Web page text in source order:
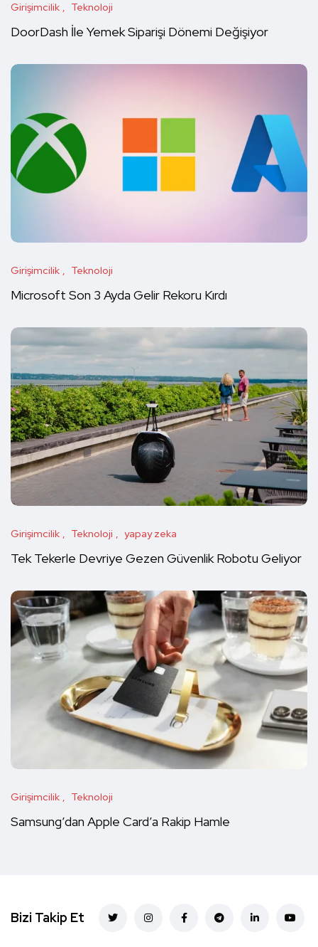
Girişimcilik Teknoloji
DoorDash İle Yemek Siparişi Dönemi Değişiyor
Girişimcilik Teknoloji
Microsoft Son 3 Ayda Gelir Rekoru Kırdı
Girişimcilik Teknoloji yapay zeka
Tek Tekerle Devriye Gezen Güvenlik Robotu Geliyor
Girişimcilik Teknoloji
Samsung’dan Apple Card’a Rakip Hamle
Bizi Takip Et